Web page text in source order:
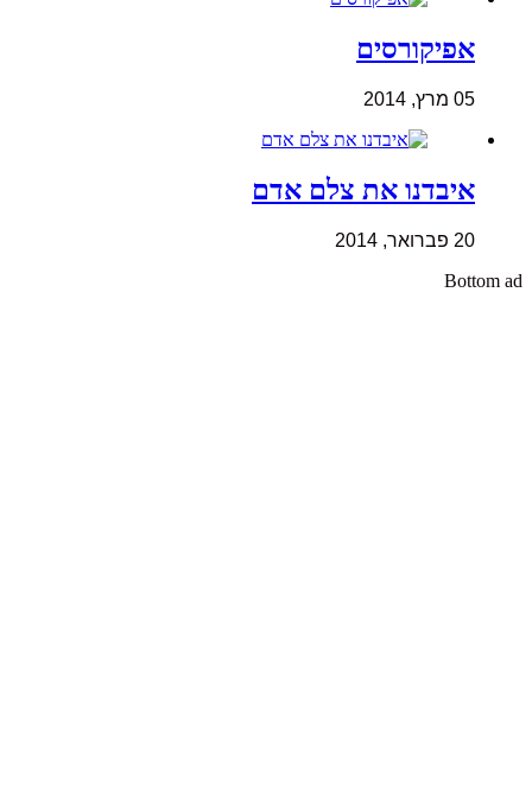
אפיקורסים
05 מרץ, 2014
איבדנו את צלם אדם
20 פברואר, 2014
Bottom ad